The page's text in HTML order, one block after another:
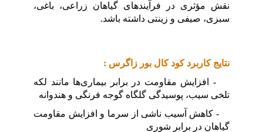
نقش مؤثری در فرآیندهای گیاهان زراعی، باغی،
سبزی، صیفی و زینتی داشته باشد.
نتایج کاربرد کود کال بور زاگرس :
- افزایش مقاومت در برابر بیماری‌ها مانند لکه
تلخی سیب، پوسیدگی گلگاه گوجه فرنگی و هندوانه
- کاهش آسیب ناشی از سرما و افزایش مقاومت
گیاهان در برابر شوری